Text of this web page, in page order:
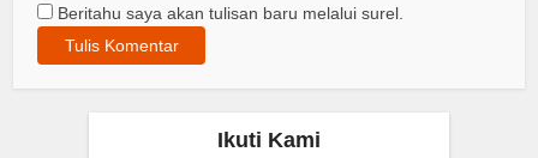
Beritahu saya akan tulisan baru melalui surel.
Ikuti Kami